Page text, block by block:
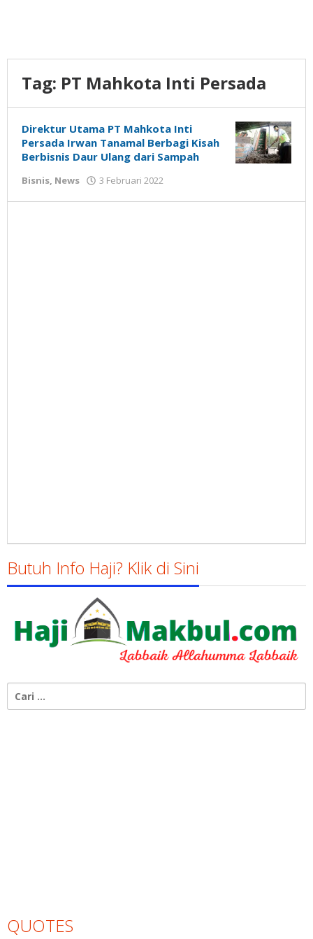
Tag: PT Mahkota Inti Persada
Direktur Utama PT Mahkota Inti
Persada Irwan Tanamal Berbagi Kisah
Berbisnis Daur Ulang dari Sampah
Bisnis, News 3 Februari 2022
Susanto
Butuh Info Haji? Klik di Sini
untuk:
QUOTES